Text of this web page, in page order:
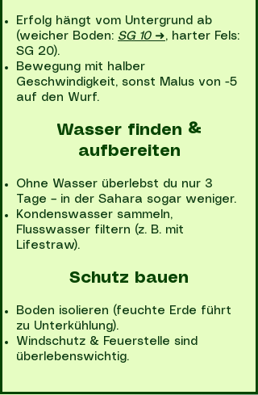
Erfolg hängt vom Untergrund ab
(weicher Boden: SG 10 ➜, harter Fels:
SG 20).
Bewegung mit halber
Geschwindigkeit, sonst Malus von -5
auf den Wurf.
Wasser finden &
aufbereiten
Ohne Wasser überlebst du nur 3
Tage – in der Sahara sogar weniger.
Kondenswasser sammeln,
Flusswasser filtern (z. B. mit
Lifestraw).
Schutz bauen
Boden isolieren (feuchte Erde führt
zu Unterkühlung).
Windschutz & Feuerstelle sind
überlebenswichtig.